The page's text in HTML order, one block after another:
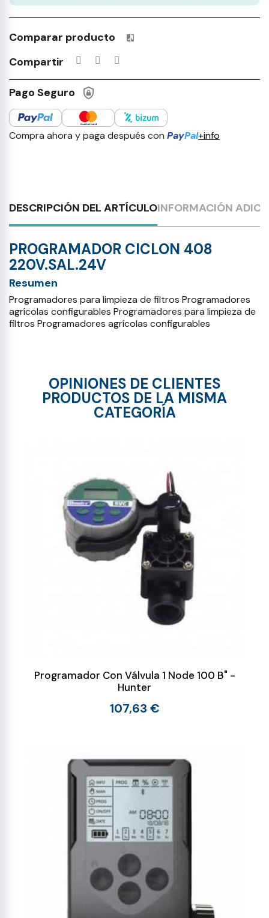
Comparar producto Productos incluidos en tu lista
Compartir
Pago Seguro
Compra ahora y paga después con PayPal+info
DESCRIPCIÓN DEL ARTÍCULOINFORMACIÓN
PROGRAMADOR CICLON 408
220V.SAL.24V
Resumen
Programadores para limpieza de filtros Programadores
agrícolas configurables Programadores para limpieza de
filtros Programadores agrícolas configurables
OPINIONES DE CLIENTES
PRODUCTOS DE LA MISMA
CATEGORÍA
Programador Con Válvula 1 Node 100 B" -
Hunter
107,63 €